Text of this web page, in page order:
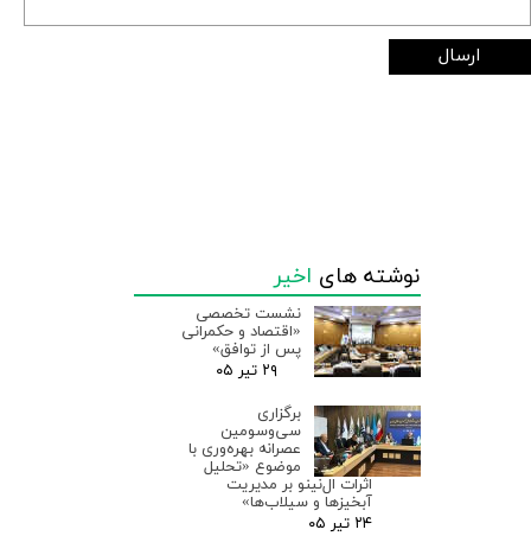
ارسال
نوشته های اخیر
نشست تخصصی
«اقتصاد و حکمرانی
پس از توافق»
۲۹ تیر ۰۵
برگزاری
سی‌وسومین
عصرانه بهره‌وری با
موضوع «تحلیل
اثرات ال‌نینو بر مدیریت
آبخیزها و سیلاب‌ها»
۲۴ تیر ۰۵